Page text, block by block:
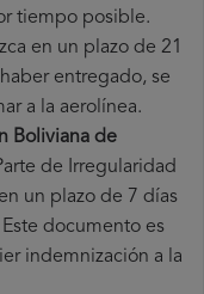
tiempo posible.
en un plazo de 21
entregado, se
a la aerolínea.
Boliviana de
de Irregularidad
un plazo de 7 días
documento es
indemnización a la